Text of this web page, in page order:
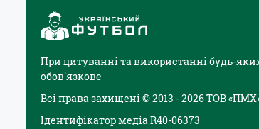
При цитуванні та використанні будь-
обов'язкове
Всі права захищені © 2013 - 2026 ТОВ
Ідентифікатор медіа R40-06373